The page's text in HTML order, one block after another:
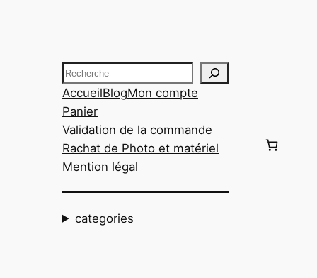
Recherche
AccueilBlogMon compte
Panier
Validation de la commande
Rachat de Photo et matériel
Mention légal
categories